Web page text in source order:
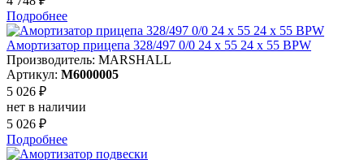
Подробнее
Амортизатор прицепа 328/497 0/0 24 x 55 24 x 55 BPW
Производитель: MARSHALL
Артикул: M6000005
5 026 ₽
нет в наличии
5 026 ₽
Подробнее